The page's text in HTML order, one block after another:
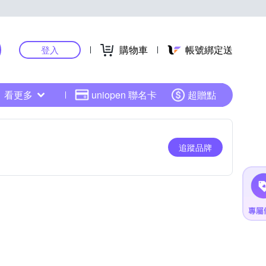
登入 購物車 帳號綁定送
看更多 uniopen 聯名卡 超贈點
追蹤品牌